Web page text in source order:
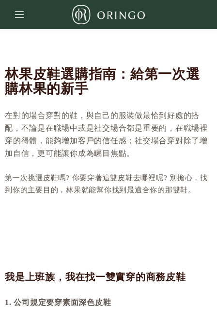
林果皮鞋選購指南：給第一次選
購林果的新手
在對的場合穿對的鞋，與自己的服裝做最恰到好處的搭
配，不論是在職場中或是社交場合都是重要的，在職場裡
穿的得體，能夠增加客戶的信任感；社交場合穿對除了增
加自信，更可能讓你成為矚目焦點。
第一次挑選皮鞋嗎? 你要穿著這雙皮鞋去哪裡呢? 別擔心，找
到你的主要目的，林果就能幫你找到最適合你的那雙鞋。
我是上班族，我在找一雙實穿的商務皮鞋
1. 公司規定要穿素面深色皮鞋